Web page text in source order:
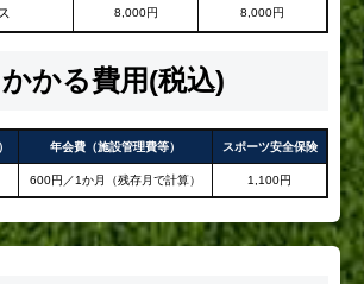
8,000円 8,000円
かる費用(税込)
年会費（施設管理費等） スポーツ安全保険
600円／1か月（残存月で計算） 1,100円